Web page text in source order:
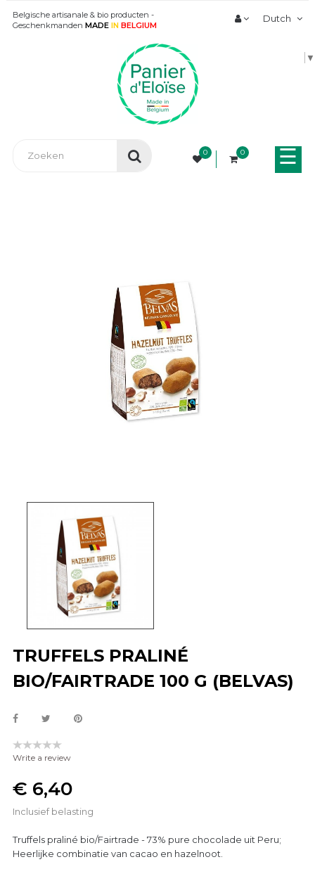
Belgische artisanale & bio producten -
Geschenkmanden MADE IN BELGIUM
Dutch
▼
0 0 ☰
TRUFFELS PRALINÉ
BIO/FAIRTRADE 100 G (BELVAS)
Write a review
€ 6,40
Inclusief belasting
Truffels praliné bio/Fairtrade - 73% pure chocolade uit Peru;
Heerlijke combinatie van cacao en hazelnoot.